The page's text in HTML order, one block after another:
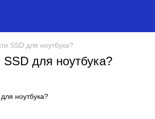
SSD для ноутбука?
для ноутбука?